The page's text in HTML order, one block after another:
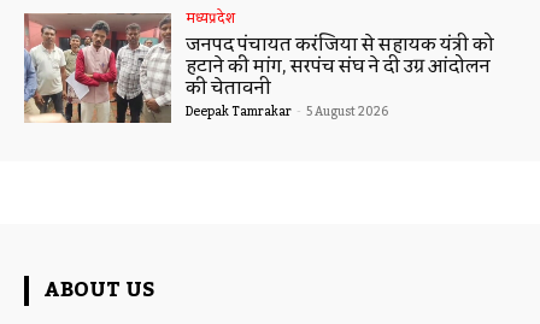
मध्यप्रदेश
जनपद पंचायत करंजिया से सहायक यंत्री को
हटाने की मांग, सरपंच संघ ने दी उग्र आंदोलन
की चेतावनी
Deepak Tamrakar - 5 August 2026
ABOUT US